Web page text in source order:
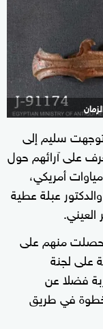
سليم إلى
على آرائهم حول
أمريكي،
عبلة عطية
"حصلت منهم على
على لجنة
فضلا عن
في طريق